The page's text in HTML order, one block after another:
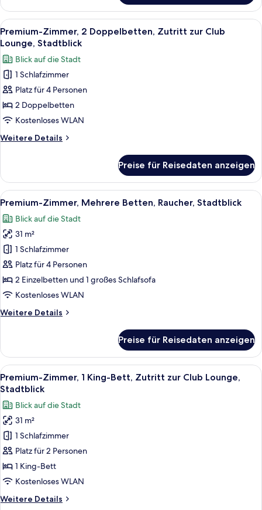
Zimmer,
2 Einzelbetten,
Raucher,
Stadtblick
(Trundle)
Alle
Fotos
für
Premium-
Zimmer,
2 Doppelbetten,
Zutritt
zur
Club
Lounge,
anzeigen
Ein Hotelzimmer mit einem großen
9
Premium-Zimmer, 2 Doppelbetten, Zutritt zur Club
Lounge, Stadtblick
Blick auf die Stadt
1 Schlafzimmer
Platz für 4 Personen
2 Doppelbetten
Kostenloses WLAN
Weitere Details
Weitere
Zimmer,
2 Doppelbetten,
Zutritt
Club
Lounge,
Stadtblick
Preise für Reisedaten anzeigen
Alle
Fotos
für
Premium-
Zimmer,
Mehrere
Betten,
Raucher,
anzeigen
Ein dicht bebautes Stadtgebiet mit
15
Premium-Zimmer, Mehrere Betten, Raucher, Stadtblick
Blick auf die Stadt
31 m²
1 Schlafzimmer
Platz für 4 Personen
2 Einzelbetten und 1 großes Schlafsofa
Kostenloses WLAN
Weitere Details
Weitere
Zimmer,
Mehrere
Betten,
Raucher,
Preise für Reisedaten anzeigen
Alle
Fotos
für
Premium-
Zimmer,
1 King-
Bett,
Zutritt
zur
Lounge,
Ein Hotelzimmer mit einem großen
21
Premium-Zimmer, 1 King-Bett, Zutritt zur Club Lounge,
Stadtblick
Blick auf die Stadt
31 m²
1 Schlafzimmer
Platz für 2 Personen
1 King-Bett
Kostenloses WLAN
Weitere Details
Weitere